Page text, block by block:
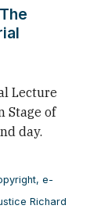
Lecture
Stage of
day.
, e-
Richard